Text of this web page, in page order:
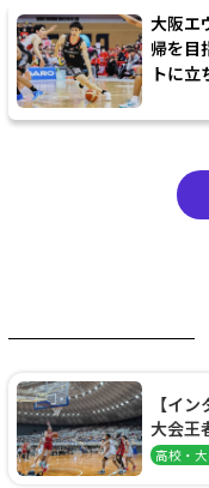
大阪エ
帰を目
トに立
【イ
大会王
阜女子
高校・